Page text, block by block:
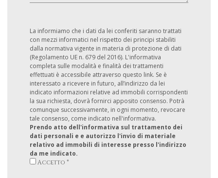
La informiamo che i dati da lei conferiti saranno trattati
con mezzi informatici nel rispetto dei principi stabiliti
dalla normativa vigente in materia di protezione di dati
(Regolamento UE n. 679 del 2016). L'informativa
completa sulle modalità e finalità dei trattamenti
effettuati è accessibile attraverso questo link. Se è
interessato a ricevere in futuro, all’indirizzo da lei
indicato informazioni relative ad immobili corrispondenti
la sua richiesta, dovrà fornirci apposito consenso. Potrà
comunque successivamente, in ogni momento, revocare
tale consenso, come indicato nell'informativa.
Prendo atto dell'informativa sul trattamento dei
dati personali e e autorizzo l'invio di materiale
relativo ad immobili di interesse presso l'indirizzo
da me indicato.
Accetto *